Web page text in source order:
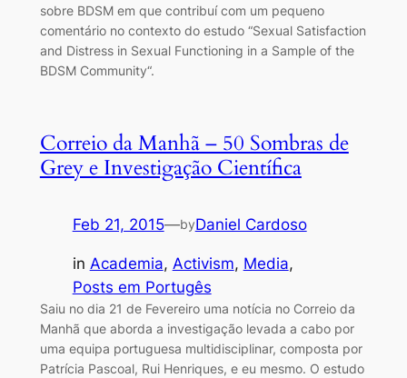
sobre BDSM em que contribuí com um pequeno
comentário no contexto do estudo “Sexual Satisfaction
and Distress in Sexual Functioning in a Sample of the
BDSM Community“.
Correio da Manhã – 50 Sombras de
Grey e Investigação Científica
Feb 21, 2015—byDaniel Cardoso
in Academia, Activism, Media
Posts em Portugês
Saiu no dia 21 de Fevereiro uma notícia no Correio da
Manhã que aborda a investigação levada a cabo por
uma equipa portuguesa multidisciplinar, composta por
Patrícia Pascoal, Rui Henriques, e eu mesmo. O estudo